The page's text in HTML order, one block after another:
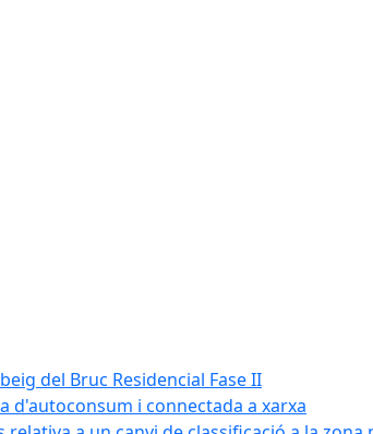
del Bruc Residencial Fase II
d'autoconsum i connectada a xarxa